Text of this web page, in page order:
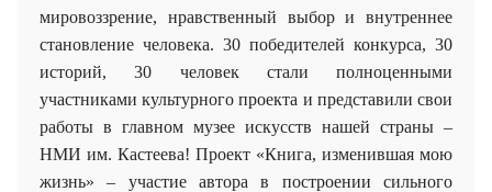
мировоззрение, нравственный выбор и внутреннее
становление человека. 30 победителей конкурса, 30
историй, 30 человек стали полноценными
участниками культурного проекта и представили свои
работы в главном музее искусств нашей страны –
НМИ им. Кастеева! Проект «Книга, изменившая мою
жизнь» – участие автора в построении сильного